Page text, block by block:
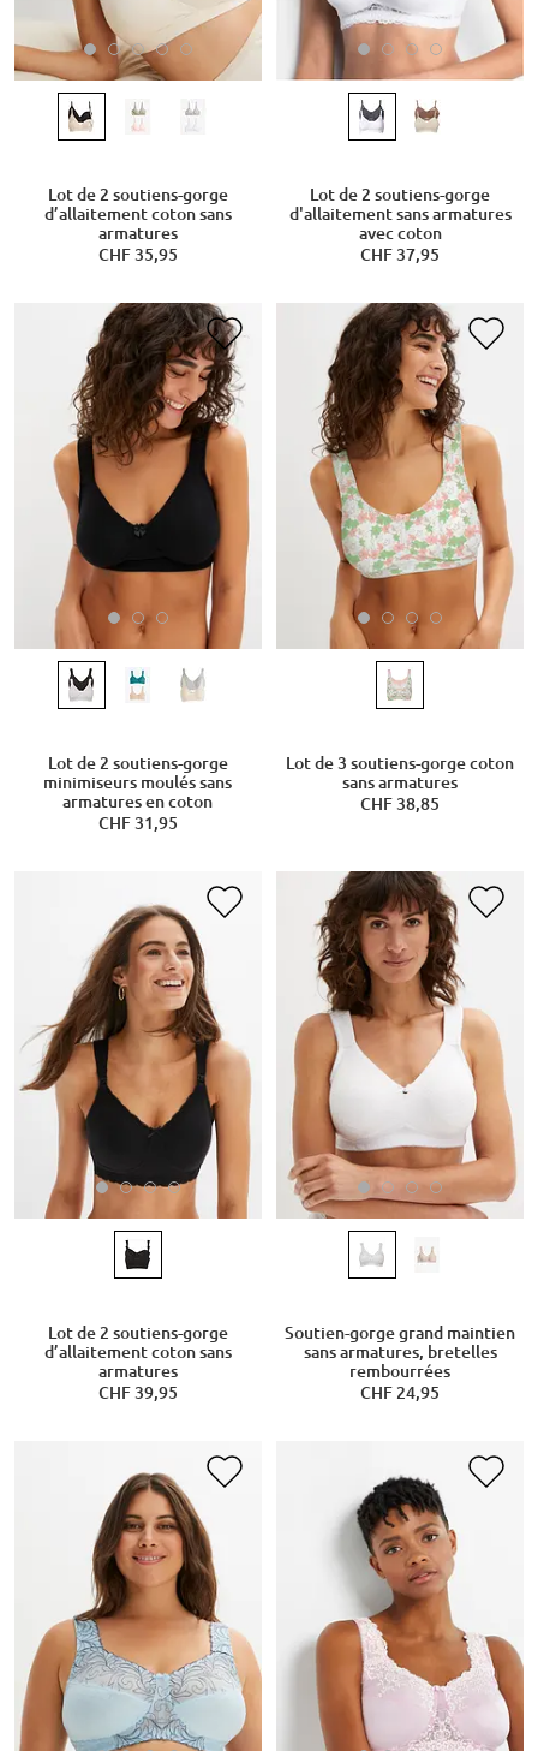
Lot de 2 soutiens-gorge
d’allaitement coton sans
armatures
CHF 35,95
Lot de 2 soutiens-gorge
d'allaitement sans armatures
avec coton
CHF 37,95
Lot de 2 soutiens-gorge
minimiseurs moulés sans
armatures en coton
CHF 31,95
Lot de 3 soutiens-gorge coton
sans armatures
CHF 38,85
Lot de 2 soutiens-gorge
d’allaitement coton sans
armatures
CHF 39,95
Soutien-gorge grand maintien
sans armatures, bretelles
rembourrées
CHF 24,95